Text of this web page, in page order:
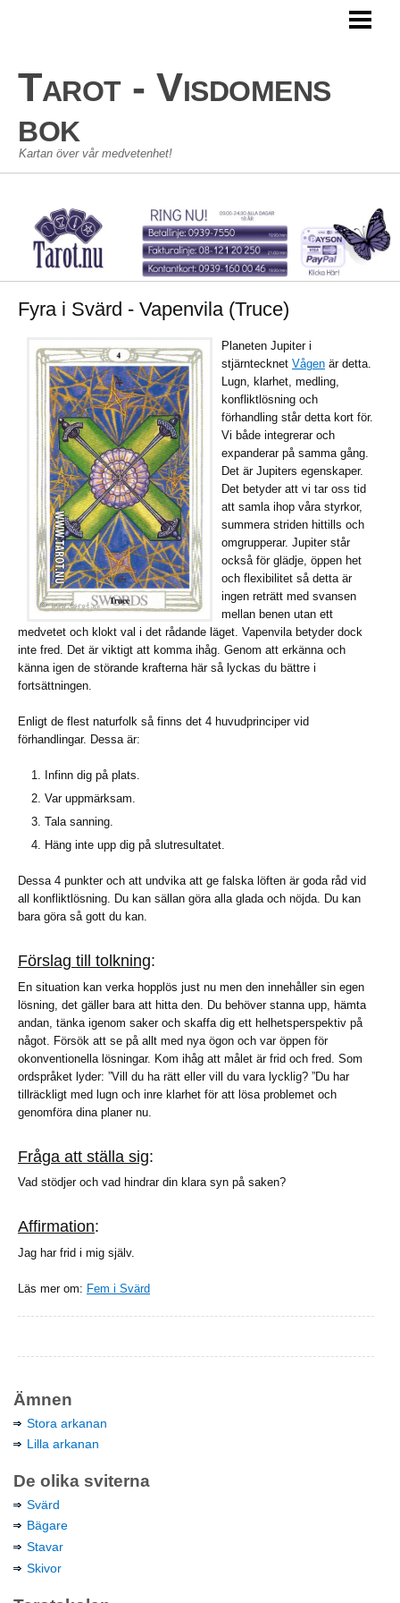
STORA ARKANAN
LILLA ARKANAN
GÄSTBOK
Tarot - Visdomens
bok
Kartan över vår medvetenhet!
Fyra i Svärd - Vapenvila (Truce)
Planeten Jupiter i
stjärntecknet Vågen är detta.
Lugn, klarhet, medling,
konfliktlösning och
förhandling står detta kort för.
Vi både integrerar och
expanderar på samma gång.
Det är Jupiters egenskaper.
Det betyder att vi tar oss tid
att samla ihop våra styrkor,
summera striden hittills och
omgrupperar. Jupiter står
också för glädje, öppen het
och flexibilitet så detta är
ingen reträtt med svansen
mellan benen utan ett
medvetet och klokt val i det rådande läget. Vapenvila betyder dock
inte fred. Det är viktigt att komma ihåg. Genom att erkänna och
känna igen de störande krafterna här så lyckas du bättre i
fortsättningen.
Enligt de flest naturfolk så finns det 4 huvudprinciper vid
förhandlingar. Dessa är:
Infinn dig på plats.
Var uppmärksam.
Tala sanning.
Häng inte upp dig på slutresultatet.
Dessa 4 punkter och att undvika att ge falska löften är goda råd vid
all konfliktlösning. Du kan sällan göra alla glada och nöjda. Du kan
bara göra så gott du kan.
Förslag till tolkning:
En situation kan verka hopplös just nu men den innehåller sin egen
lösning, det gäller bara att hitta den. Du behöver stanna upp, hämta
andan, tänka igenom saker och skaffa dig ett helhetsperspektiv på
något. Försök att se på allt med nya ögon och var öppen för
okonventionella lösningar. Kom ihåg att målet är frid och fred. Som
ordspråket lyder: ”Vill du ha rätt eller vill du vara lycklig? ”Du har
tillräckligt med lugn och inre klarhet för att lösa problemet och
genomföra dina planer nu.
Fråga att ställa sig:
Vad stödjer och vad hindrar din klara syn på saken?
Affirmation:
Jag har frid i mig själv.
Läs mer om: Fem i Svärd
Ämnen
Stora arkanan
Lilla arkanan
De olika sviterna
Svärd
Bägare
Stavar
Skivor